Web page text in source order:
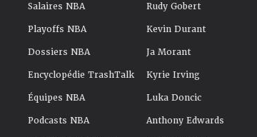
Salaires NBA
Playoffs NBA
Dossiers NBA
Encyclopédie TrashTalk
Équipes NBA
Podcasts NBA
Rudy Gobert
Kevin Durant
Ja Morant
Kyrie Irving
Luka Doncic
Anthony Edwards